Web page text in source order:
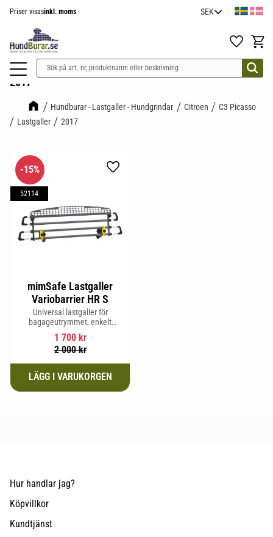
Priser visasinkl. moms
Favoriter
2017
Hundburar - Lastgaller - Hundgrindar Citroen
C3 Picasso
Lastgaller
2017
mimSafe Lastgaller
Variobarrier HR S
Universal lastgaller för
bagageutrymmet, enkelt
justerbar för att passa din bils
form för säker och trygg resa
med husdjur eller last.
1 700kr
2 000kr
15%
52114
Lägg till i favoriter
Hur handlar jag?
Köpvillkor
Kundtjänst